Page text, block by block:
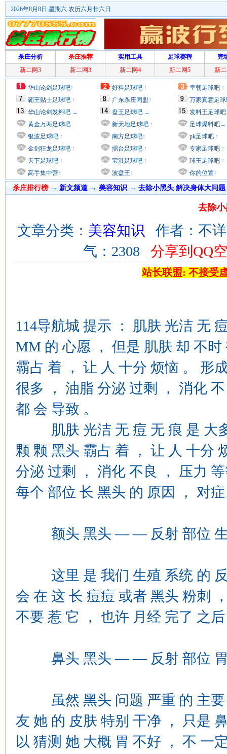
2026年8月8日 星期六 农历六月廿六日
杀庄分析 杀庄推荐 实用工具 足球赛程
完
新二网3
新二网3 新二网4 新二网5 新
华山论剑足球吧↑
霸王贴士足球吧 ↑
华山论剑发料吧 →
黄金万两足球吧
银波足球吧 ↑
金剑狂龙足球吧 ↑
天下足球吧 ↑
高手集中营↑
好料足球吧 ↑
广东杀庄同盟↑
盘王足球吧 →
新天地足球吧 ↑
南方足球吧↑
擂台足球吧 ↑
宝淇足球吧 ↑
波盘王↑
皇朝足球吧 ↑
万家真意足
发料王足球吧
足球爆料吧→
pk足球吧 ↑
专家足球吧 ↑
球王足球吧 ↑
你的位置↑
杀庄排行榜 → 新文频道→ 美容知识 → 去除小黑头 解决身体大问题
去除
文章分类： 美容知识 作者：不
气：2308 分享到QQ
站长联盟: 不接受
114导航城 提示 ： 肌肤 光洁 无
MM 的 心愿 ， 但是 肌肤 却 不时
霸占 着 ， 让 人 十分 烦恼 。 形
很多 ， 油脂 分泌 过剩 ， 消化
都 会 导致 。
肌肤 光洁 无 痘 无 痕 是 大多
颗 颗 黑头 霸占 着 ， 让 人 十分
分泌 过剩 ， 消化 不良 ， 压力
每个 部位 长 黑头 的 原因 ， 对
额头 黑头 — — 反射 部位 生
这里 是 我们 生殖 系统 的 反
会 在 这 长 痘痘 或者 黑头 粉刺
不要 惹 它 ， 也许 月经 完了 之
鼻头 黑头 — — 反射 部位
虽然 黑头 问题 严重 的 主要
友 她 的 皮肤 特别 干净 ， 只是
以 猜测 她 大概 胃 不好 ， 不 一